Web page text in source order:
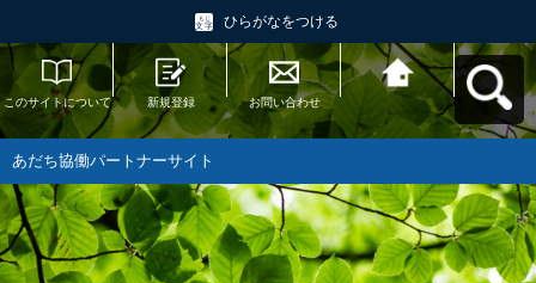
ひらがなをつける
このサイトについて 新規登録 お問い合わせ
あだち協働パートナ
ーサイトへ戻る
あだち協働パートナーサイト